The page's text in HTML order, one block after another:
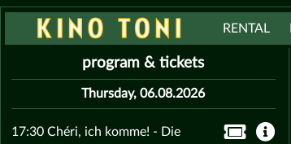
RENTAL
program & tickets
Thursday, 06.08.2026
17:30 Chéri, ich komme! - Die